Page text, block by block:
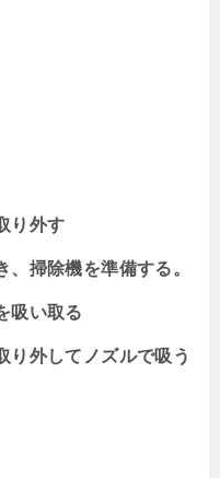
り外す
掃除機を準備する。
吸い取る
り外してノズルで吸う